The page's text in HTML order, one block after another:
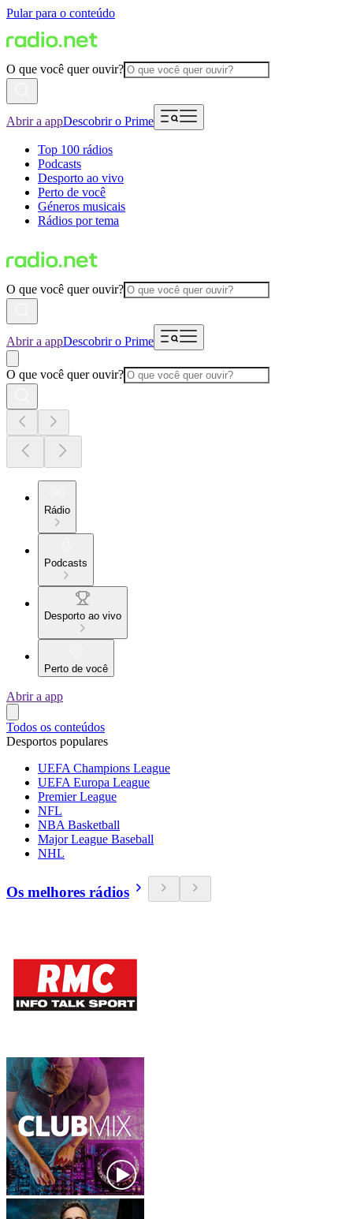
Pular para o conteúdo
O que você quer ouvir?
Abrir a appDescobrir o Prime
Top 100 rádios
Podcasts
Desporto ao vivo
Perto de você
Géneros musicais
Rádios por tema
O que você quer ouvir?
Abrir a appDescobrir o Prime
O que você quer ouvir?
Rádio
Podcasts
Desporto ao vivo
Perto de você
Abrir a app
Todos os conteúdos
Desportos populares
UEFA Champions League
UEFA Europa League
Premier League
NFL
NBA Basketball
Major League Baseball
NHL
Os melhores rádios